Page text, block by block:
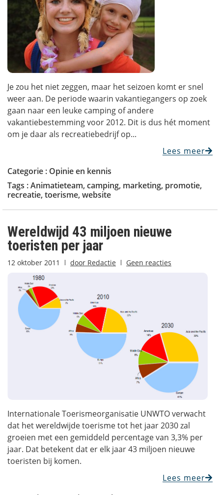
Je zou het niet zeggen, maar het seizoen komt er snel
weer aan. De periode waarin vakantiegangers op zoek
gaan naar een leuke camping of andere
vakantiebestemming voor 2012. Dit is dus hét moment
om je daar als recreatiebedrijf op...
Lees meer
Categorie : Opinie en kennis
Tags :Animatieteam, camping, marketing, promotie,
recreatie, toerisme, website
Wereldwijd 43 miljoen nieuwe
toeristen per jaar
12 oktober 2011 door Redactie Geen reacties
Internationale Toerismeorganisatie UNWTO verwacht
dat het wereldwijde toerisme tot het jaar 2030 zal
groeien met een gemiddeld percentage van 3,3% per
jaar. Dat betekent dat er elk jaar 43 miljoen nieuwe
toeristen bij komen.
Lees meer